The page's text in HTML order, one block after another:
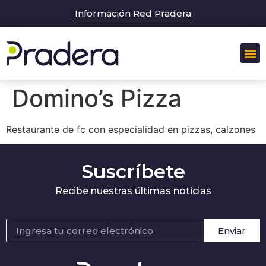
Información Red Pradera
Domino’s Pizza
Restaurante de fc con especialidad en pizzas, calzones
Suscríbete
Recibe nuestras últimas noticias
Enviar